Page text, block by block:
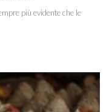
più evidente che le